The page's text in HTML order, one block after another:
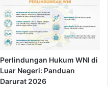
Perlindungan Hukum WNI di
Luar Negeri: Panduan
Darurat 2026